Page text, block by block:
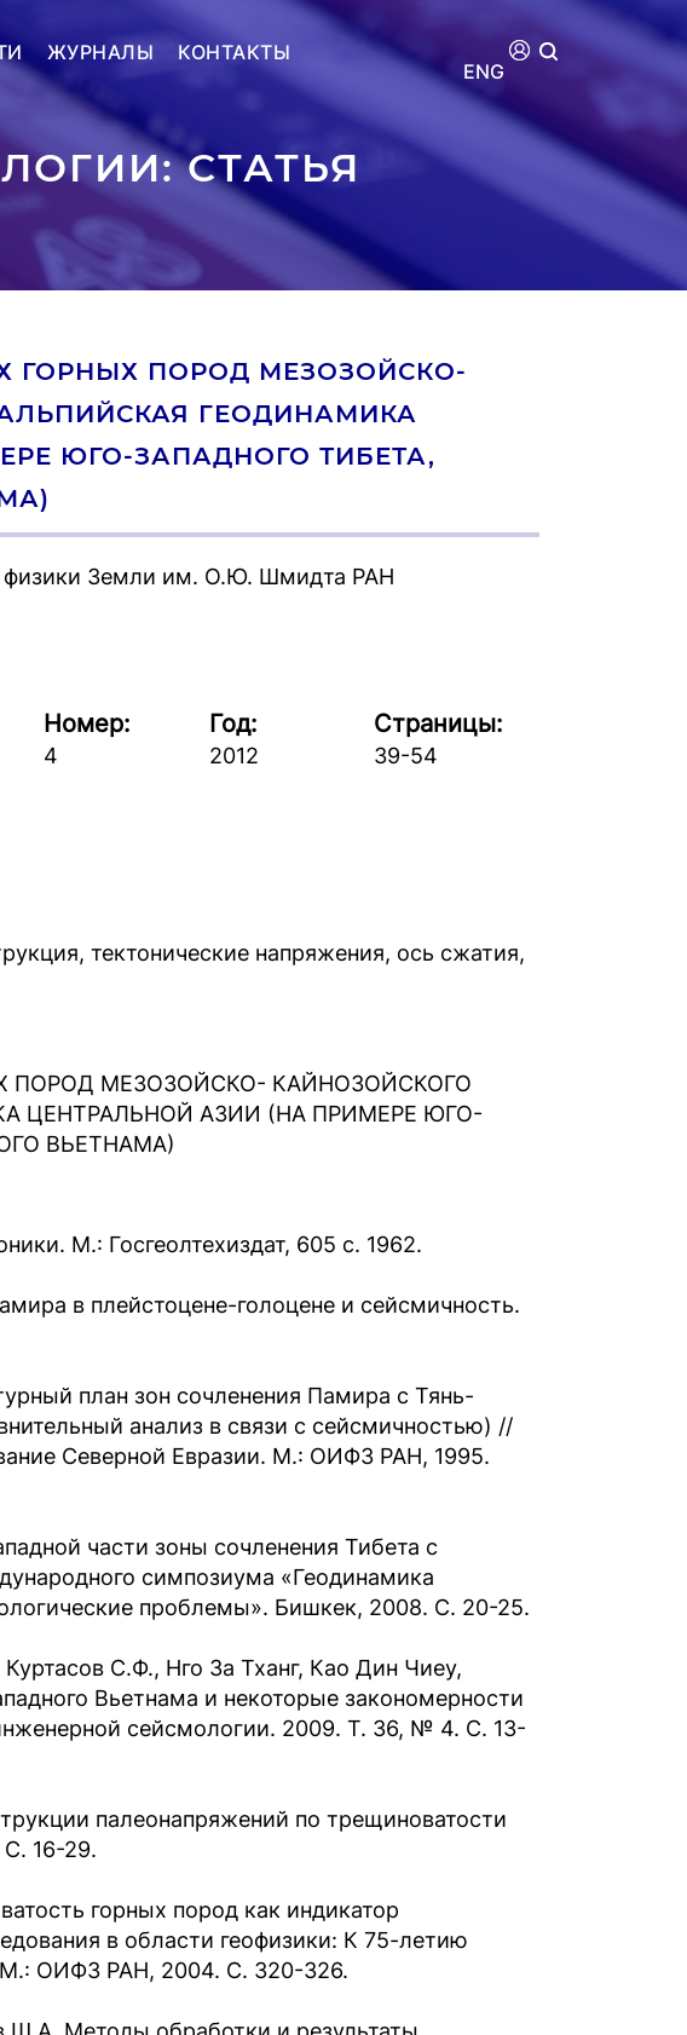
ЖУРНАЛЫ
КОНТАКТЫ
ENG
СТАТЬЯ
ГОРНЫХ ПОРОД МЕЗОЗОЙСКО-
ГЕОДИНАМИКА
ЮГО-ЗАПАДНОГО ТИБЕТА,
физики Земли им. О.Ю. Шмидта РАН
Номер:
4
Год:
2012
Страницы:
39-54
тектонические напряжения, ось сжатия,
ПОРОД МЕЗОЗОЙСКО- КАЙНОЗОЙСКОГО
ЦЕНТРАЛЬНОЙ АЗИИ (НА ПРИМЕРЕ ЮГО-
ВЬЕТНАМА)
М.: Госгеолтехиздат, 605 с. 1962.
в плейстоцене-голоцене и сейсмичность.
план зон сочленения Памира с Тянь-
анализ в связи с сейсмичностью) //
Северной Евразии. М.: ОИФЗ РАН, 1995.
части зоны сочленения Тибета с
симпозиума «Геодинамика
проблемы». Бишкек, 2008. С. 20-25.
С.Ф., Нго За Тханг, Као Дин Чиеу,
Вьетнама и некоторые закономерности
сейсмологии. 2009. Т. 36, № 4. С. 13-
палеонапряжений по трещиноватости
16-29.
горных пород как индикатор
в области геофизики: К 75-летию
М.: ОИФЗ РАН, 2004. С. 320-326.